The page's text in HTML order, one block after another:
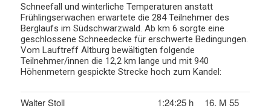
Schneefall und winterliche Temperaturen anstatt
Frühlingserwachen erwartete die 284 Teilnehmer des
Berglaufs im Südschwarzwald. Ab km 6 sorgte eine
geschlossene Schneedecke für erschwerte Bedingungen.
Vom Lauftreff Altburg bewältigten folgende
Teilnehmer/innen die 12,2 km lange und mit 940
Höhenmetern gespickte Strecke hoch zum Kandel:
Walter Stoll 1:24:25 h
16. M 55